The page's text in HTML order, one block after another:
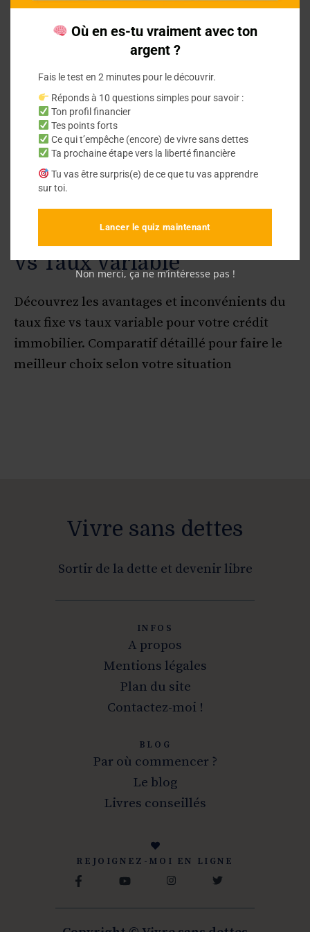
pratiques
Définir le terme : Taux fixe
vs Taux variable
Découvrez les avantages et inconvénients du
taux fixe vs taux variable pour votre crédit
immobilier. Comparatif détaillé pour faire le
meilleur choix selon votre situation
Vivre sans dettes
Sortir de la dette et devenir libre
INFOS
A propos
Mentions légales
Plan du site
Contactez-moi !
BLOG
Par où commencer ?
Le blog
Livres conseillés
REJOIGNEZ-MOI EN LIGNE
Où en es-tu vraiment avec ton
argent ?
Fais le test en 2 minutes pour le découvrir.
Réponds à 10 questions simples pour savoir :
Ton profil financier
Tes points forts
Ce qui t’empêche (encore) de vivre sans dettes
Ta prochaine étape vers la liberté financière
Tu vas être surpris(e) de ce que tu vas apprendre
sur toi.
Lancer le quiz maintenant
Non merci, ça ne m’intéresse pas !